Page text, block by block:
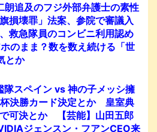
追及のフジ外部弁護士の素性
損壊罪」法案、参院で審議入
救急隊員のコンビニ利用認め
のまま？数を数え続ける「世
とか
スペイン vs 神の子メッシ擁
決勝カード決定とか 皇室典
可決とか 【芸能】山田五郎
ジェンスン・フアンCEO来